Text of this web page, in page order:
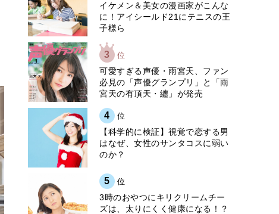
イケメン＆美女の漫画家がこんな
に！アイシールド21にテニスの王
子様ら
3 位
可愛すぎる声優・雨宮天、ファン
必見の「声優グランプリ」と「雨
宮天の有頂天・纏」が発売
4 位
【科学的に検証】視覚で恋する男
はなぜ、女性のサンタコスに弱い
のか？
5 位
3時のおやつにキリクリームチー
ズは、太りにくく健康になる！？